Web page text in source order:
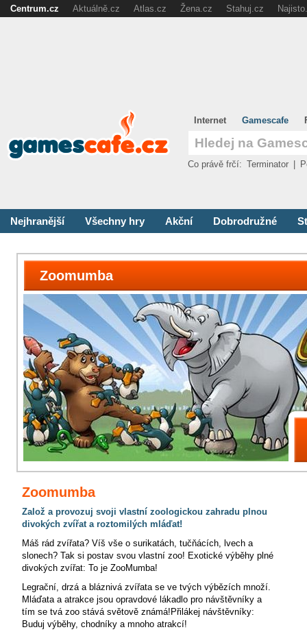
Nejhranější Všechny hry Akční Dobrodružné
Zoomumba
Zoomumba
Založ a provozuj svoji vlastní zoologickou zahradu plnou
divokých zvířat a roztomilých mláďat!
Máš rád zvířata? Víš vše o surikatách, tučňácích, lvech a
slonech? Tak si postav svou vlastní zoo! Exotické výběhy plné
divokých zvířat: To je ZooMumba!
Legrační, drzá a bláznivá zvířata se ve tvých výbězích množí.
Mláďata a atrakce jsou opravdové lákadlo pro návštěvníky a
tím se tvá zoo stává světově známá!Přilákej návštěvníky:
Buduj výběhy, chodníky a mnoho atrakcí!
Internet Gamescafe
Co právě frčí: Terminator
Centrum.cz Aktuálně.cz Atlas.cz Žena.cz Stahuj.cz